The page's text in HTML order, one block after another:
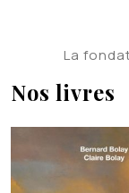
La
Nos livres